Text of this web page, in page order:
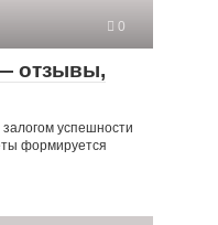
0
отзывы,
успешности
формируется